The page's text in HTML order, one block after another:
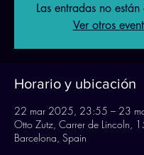
Las entradas no
Ver otros
Horario y ubicación
22 mar 2025, 23:55 – 23
Otto Zutz, Carrer de Lincoln,
Barcelona, Spain